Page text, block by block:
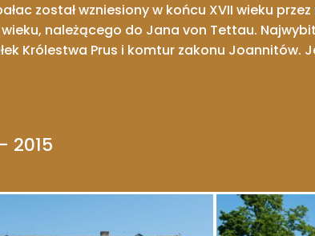
został wzniesiony w końcu XVII wieku
wieku, należącego do Jana von Tettau.
Królestwa Prus i komtur zakonu Joannitów.
2015